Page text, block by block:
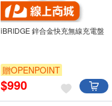
iBRIDGE 鋅合金快充無線充電盤
贈OPENPOINT
$990